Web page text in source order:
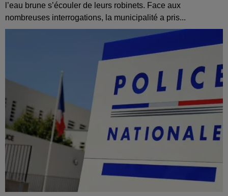
l’eau brune s’écouler de leurs robinets. Face aux
nombreuses interrogations, la municipalité a pris...